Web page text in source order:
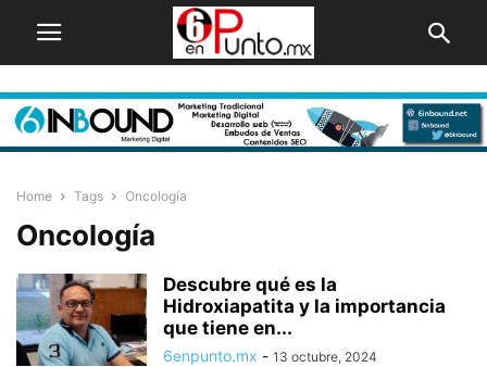
Home Tags Oncología
Oncología
Descubre qué es la
Hidroxiapatita y la importancia
que tiene en...
6enpunto.mx - 13 octubre, 2024